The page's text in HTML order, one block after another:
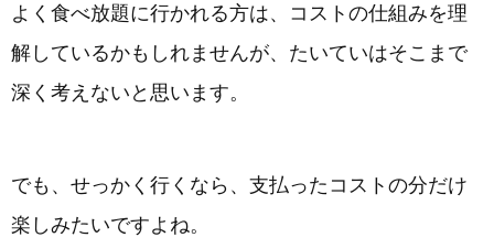
よく食べ放題に行かれる方は、コストの仕組みを理
解しているかもしれませんが、たいていはそこまで
深く考えないと思います。
でも、せっかく行くなら、支払ったコストの分だけ
楽しみたいですよね。